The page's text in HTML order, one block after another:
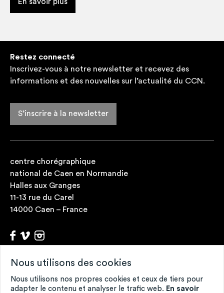
Restez connecté
Inscrivez-vous à notre newsletter et recevez des
informations et des nouvelles sur l’actualité du CCN.
S’inscrire à la newsletter
centre chorégraphique
national de Caen en Normandie
Halles aux Granges
11-13 rue du Carel
14000 Caen – France
Archives
Fonds de ressources
Contacts
Nous utilisons des cookies
Nous utilisons nos propres cookies et ceux de tiers pour
adapter le contenu et analyser le trafic web. En savoir